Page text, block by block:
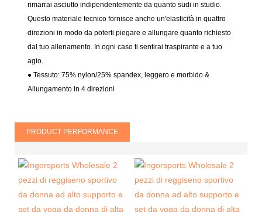
rimarrai asciutto indipendentemente da quanto sudi in studio.
Questo materiale tecnico fornisce anche un'elasticità in quattro
direzioni in modo da poterti piegare e allungare quanto richiesto
dal tuo allenamento. In ogni caso ti sentirai traspirante e a tuo
agio.
● Tessuto: 75% nylon/25% spandex, leggero e morbido &
Allungamento in 4 direzioni
PRODUCT PERFORMANCE